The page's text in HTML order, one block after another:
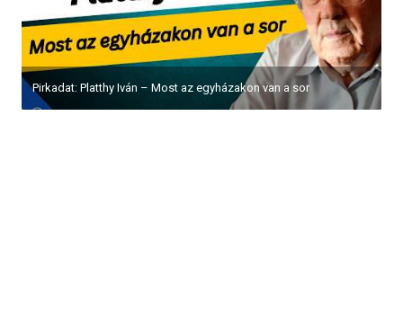
Pirkadat: Platthy Iván – Most az egyházakon van a sor